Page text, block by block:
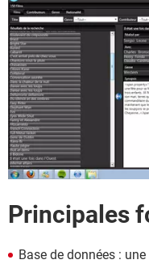
Principales
Base de données :